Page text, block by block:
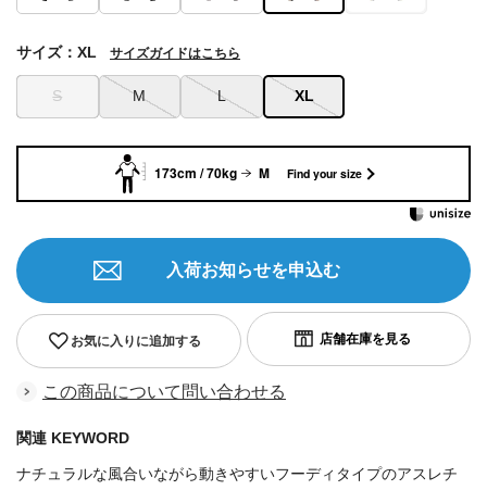
S M L XL
サイズ：XL サイズガイドはこちら
お気に入りに追加する
入荷お知らせを申込む
この商品について問い合わせる
関連 KEYWORD
ナチュラルな風合いながら動きやすいフーディタイプのアスレチ
173cm / 70kg M Find your size